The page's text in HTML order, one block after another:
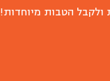
ולקבל הטבות מיוחדות!